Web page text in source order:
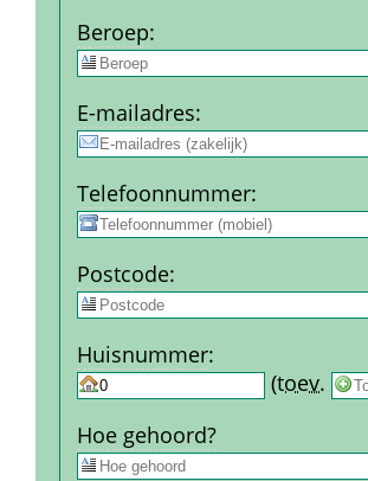
Beroep:
E-mail­adres:
Telefoon­nummer:
Post­code:
Huis­nummer:
(toev.
Hoe gehoord?